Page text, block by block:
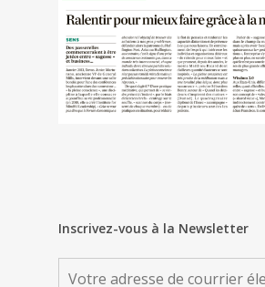
Inscrivez-vous à la Newsletter